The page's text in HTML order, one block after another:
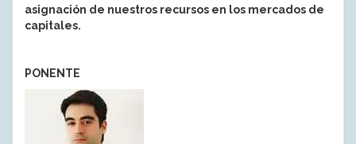
asignación de nuestros recursos en los mercados de
capitales.
PONENTE